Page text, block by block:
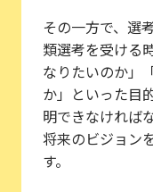
その一方で、選
類選考を受ける
なりたいのか」
か」といった目
明できなければ
将来のビジョン
す。